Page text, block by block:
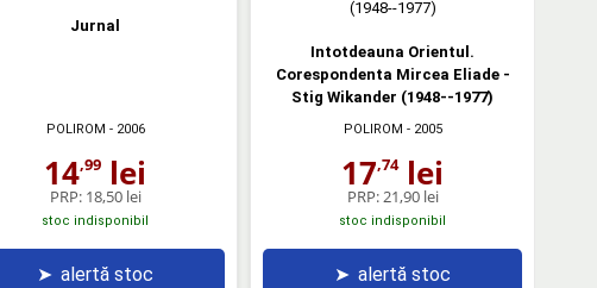
Jurnal
POLIROM - 2006
14,99 lei
PRP: 18,50 lei
stoc indisponibil
➤ alertă stoc
Intotdeauna Orientul.
Corespondenta Mircea Eliade -
Stig Wikander (1948-­-1977)
POLIROM - 2005
17,74lei
PRP:21,90 lei
stoc indisponibil
➤ alertă stoc